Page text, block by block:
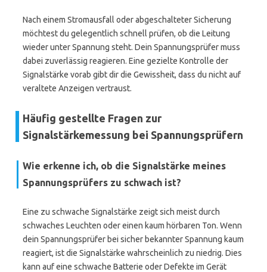
Nach einem Stromausfall oder abgeschalteter Sicherung
möchtest du gelegentlich schnell prüfen, ob die Leitung
wieder unter Spannung steht. Dein Spannungsprüfer muss
dabei zuverlässig reagieren. Eine gezielte Kontrolle der
Signalstärke vorab gibt dir die Gewissheit, dass du nicht auf
veraltete Anzeigen vertraust.
Häufig gestellte Fragen zur
Signalstärkemessung bei Spannungsprüfern
Wie erkenne ich, ob die Signalstärke meines
Spannungsprüfers zu schwach ist?
Eine zu schwache Signalstärke zeigt sich meist durch
schwaches Leuchten oder einen kaum hörbaren Ton. Wenn
dein Spannungsprüfer bei sicher bekannter Spannung kaum
reagiert, ist die Signalstärke wahrscheinlich zu niedrig. Dies
kann auf eine schwache Batterie oder Defekte im Gerät